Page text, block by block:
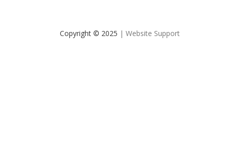
Copyright © 2025 | Website Support